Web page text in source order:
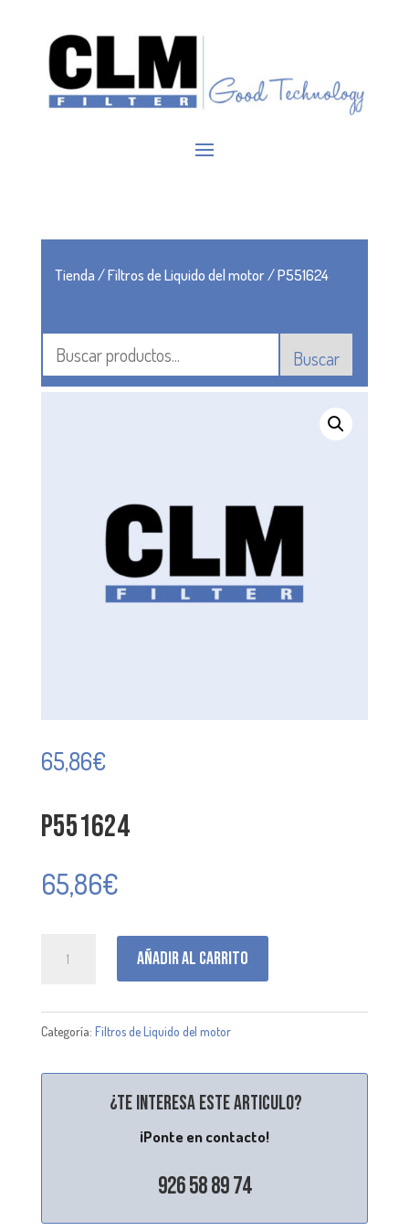
Tienda/Filtros de Liquido del motor/ P551624
Buscar
65,86€
P551624
65,86€
Añadir al carrito
Categoría: Filtros de Liquido del motor
¿Te interesa este articulo?
¡Ponte en contacto!
926 58 89 74